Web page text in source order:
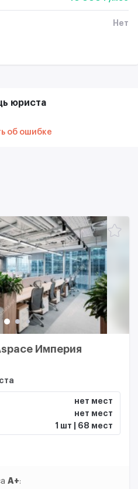
Нет
юриста
об ошибке
Империя
нет мест
нет мест
1 шт | 68 мест
A+: